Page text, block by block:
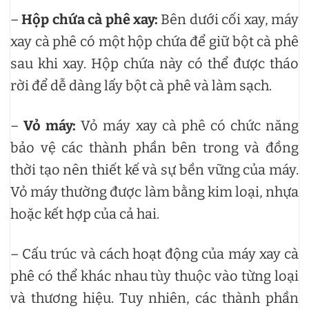
–Hộp chứa cà phê xay: Bên dưới cối xay, máy
xay cà phê có một hộp chứa để giữ bột cà phê
sau khi xay. Hộp chứa này có thể được tháo
rời để dễ dàng lấy bột cà phê và làm sạch.
–Vỏ máy: Vỏ máy xay cà phê có chức năng
bảo vệ các thành phần bên trong và đồng
thời tạo nên thiết kế và sự bền vững của máy.
Vỏ máy thường được làm bằng kim loại, nhựa
hoặc kết hợp của cả hai.
– Cấu trúc và cách hoạt động của máy xay cà
phê có thể khác nhau tùy thuộc vào từng loại
và thương hiệu. Tuy nhiên, các thành phần